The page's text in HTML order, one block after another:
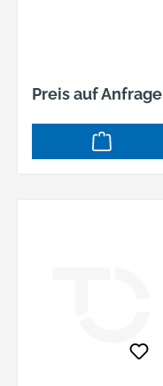
Preis auf Anfrage